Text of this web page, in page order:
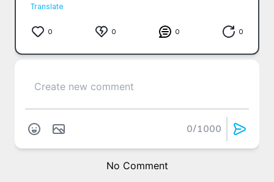
Translate
0 0 0 0
0/1000
No Comment